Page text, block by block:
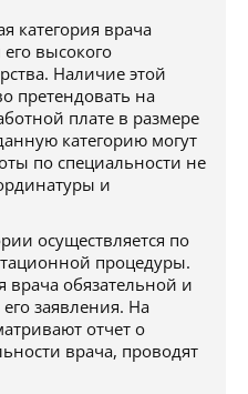
категория врача
высокого
Наличие этой
претендовать на
плате в размере
категорию могут
по специальности не
и
осуществляется по
процедуры.
врача обязательной и
заявления. На
отчет о
врача, проводят